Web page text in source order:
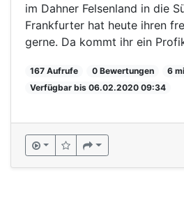
im Dahner Felsenland in die
Frankfurter hat heute ihren
gerne. Da kommt ihr ein
167 Aufrufe 0 Bewertungen
6
Verfügbar bis 06.02.2020 09:34